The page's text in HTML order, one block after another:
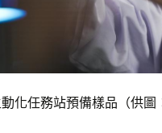
化任務站預備樣品（供